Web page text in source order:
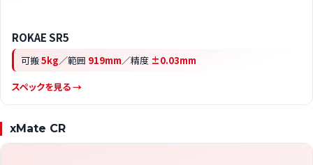
ROKAE SR5
可搬5kg／範囲 919mm／精度 ±0.03mm
スペックを見る →
xMate CR